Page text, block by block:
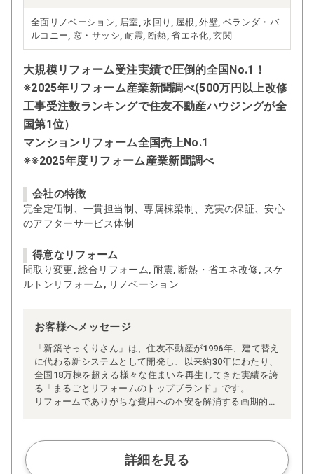
全面リノベーション, 居室, 水回り, 屋根, 外壁, ベランダ・バ
ルコニー, 窓・サッシ, 耐震, 断熱, 省エネ化, 玄関
大規模リフォーム受注実績で圧倒的全国No.1！
※2025年リフォーム産業新聞調べ(500万円以上改修
工事受注数ランキングで住友不動産ハウジングが全
国第1位）
マンションリフォーム全国売上No.1
※※2025年度リフォーム産業新聞調べ
会社の特徴
完全定価制、一貫担当制、専属棟梁制、充実の保証、安心
のアフターサービス体制
得意なリフォーム
間取り変更, 総合リフォーム, 耐震, 断熱・省エネ改修, スケ
ルトンリフォーム, リノベーション
お客様へメッセージ
「新築そっくりさん」は、住友不動産が1996年、建て替え
に代わる新システムとして開発し、以来約30年にわたり、
全国18万棟を超える様々な住まいを再生してきた実績を誇
る「まるごとリフォームのトップブランド」です。
リフォームでありがちな費用への不安を解消する画期的な
ム」、経験豊かなセールスエンジニアによる「一貫担当
制」などが高い信頼を得ています。
また、大規模リフォームに習熟した施工管理者が現場を統
詳細を見る